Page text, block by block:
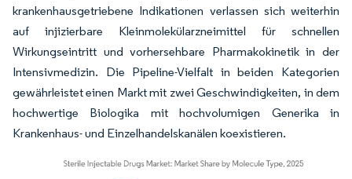
krankenhausgetriebene Indikationen verlassen sich weiterhin
auf injizierbare Kleinmolekülarzneimittel für schnellen
Wirkungseintritt und vorhersehbare Pharmakokinetik in der
Intensivmedizin. Die Pipeline-Vielfalt in beiden Kategorien
gewährleistet einen Markt mit zwei Geschwindigkeiten, in dem
hochwertige Biologika mit hochvolumigen Generika in
Krankenhaus- und Einzelhandelskanälen koexistieren.